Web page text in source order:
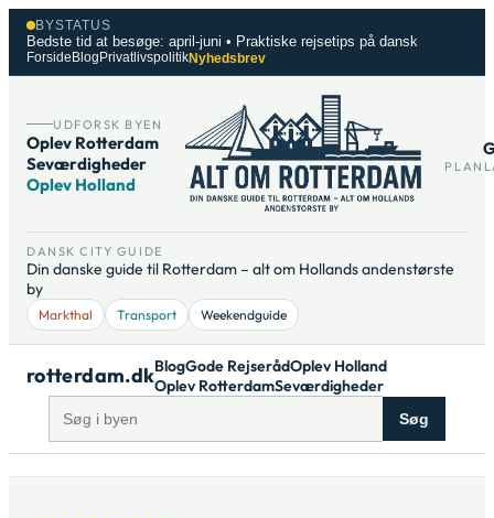
Spring
indhold
BYSTATUS
Bedste tid at besøge: april-juni • Praktiske rejsetips på dansk
Forside Blog PrivatlivspolitikNyhedsbrev
UDFORSK BYEN
Oplev Rotterdam
Seværdigheder
Oplev Holland
DANSK CITY GUIDE
Din danske guide til Rotterdam – alt om Hollands andenstørste
by
Markthal Transport Weekendguide
rotterdam.dkBlogGode RejserådOplev Holland
Oplev RotterdamSeværdigheder
Søg